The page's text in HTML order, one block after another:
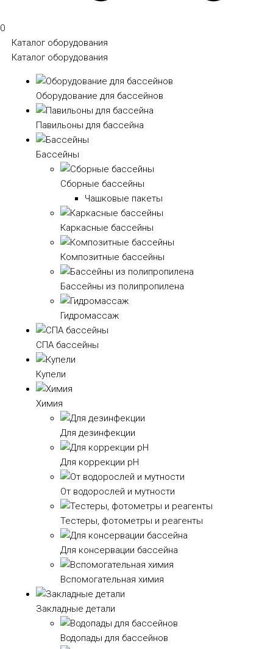
0
Каталог оборудования
Каталог оборудования
Оборудование для бассейнов
Павильоны для бассейна
Бассейны
Сборные бассейны
Чашковые пакеты
Каркасные бассейны
Композитные бассейны
Бассейны из полипропилена
Гидромассаж
СПА бассейны
Купели
Химия
Для дезинфекции
Для коррекции рH
От водорослей и мутности
Тестеры, фотометры и реагенты
Для консервации бассейна
Вспомогательная химия
Закладные детали
Водопады для бассейнов